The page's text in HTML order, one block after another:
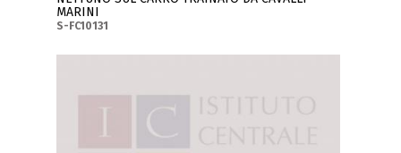
MARINI
S-FC10131